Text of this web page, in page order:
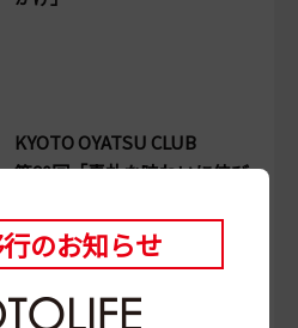
KYOTO OYATSU CLUB
第90回「素朴な味わいに伸び
おいしいお好みあられ」
のお知らせ